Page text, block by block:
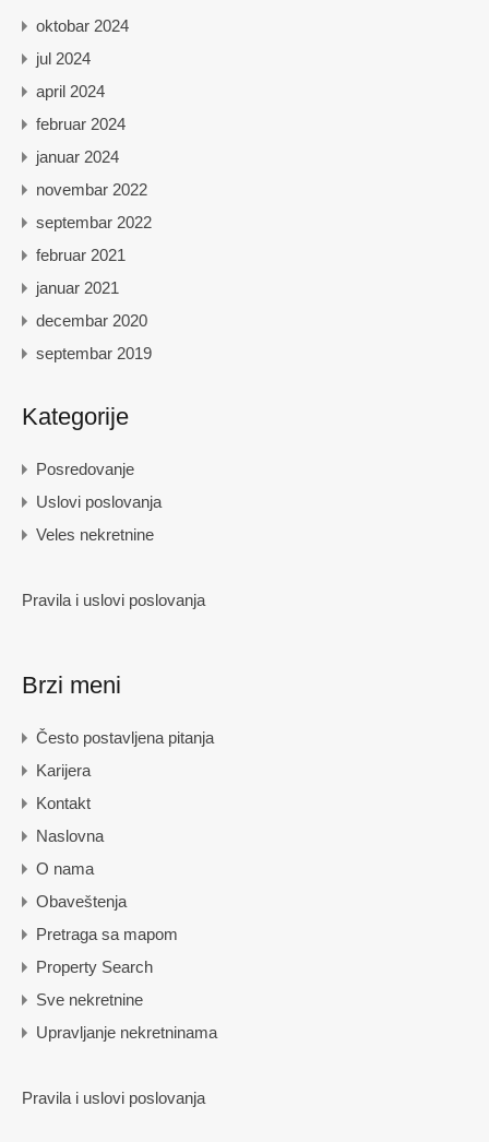
oktobar 2024
jul 2024
april 2024
februar 2024
januar 2024
novembar 2022
septembar 2022
februar 2021
januar 2021
decembar 2020
septembar 2019
Kategorije
Posredovanje
Uslovi poslovanja
Veles nekretnine
Pravila i uslovi poslovanja
Brzi meni
Često postavljena pitanja
Karijera
Kontakt
Naslovna
O nama
Obaveštenja
Pretraga sa mapom
Property Search
Sve nekretnine
Upravljanje nekretninama
Pravila i uslovi poslovanja